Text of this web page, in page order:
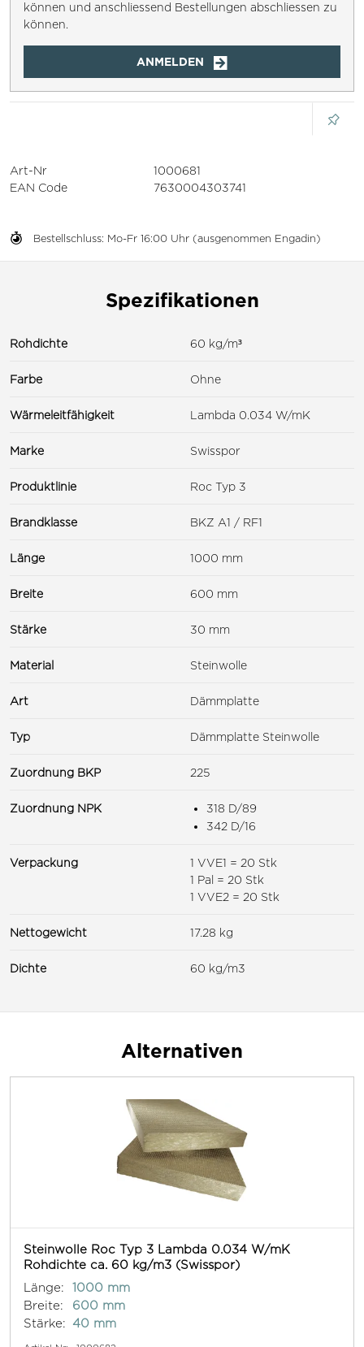
können und anschliessend Bestellungen abschliessen zu
können.
ANMELDEN
Bestellschluss: Mo-Fr 16:00 Uhr (ausgenommen Engadin)
Art-Nr
1000681
EAN Code
7630004303741
Spezifikationen
Rohdichte 60 kg/m³
Farbe Ohne
Wärmeleitfähigkeit Lambda 0.034 W/mK
Marke Swisspor
Produktlinie Roc Typ 3
Brandklasse BKZ A1 / RF1
Länge 1000 mm
Breite 600 mm
Stärke 30 mm
Material Steinwolle
Art Dämmplatte
Typ Dämmplatte Steinwolle
Zuordnung BKP 225
Zuordnung NPK
318 D/89
342 D/16
Verpackung
1 VVE1 = 20 Stk
1 Pal = 20 Stk
1 VVE2 = 20 Stk
Nettogewicht 17.28 kg
Dichte 60 kg/m3
Alternativen
Steinwolle Roc Typ 3 Lambda 0.034 W/mK
Rohdichte ca. 60 kg/m3 (Swisspor)
Länge:
1000 mm
Breite:
600 mm
Stärke:
40 mm